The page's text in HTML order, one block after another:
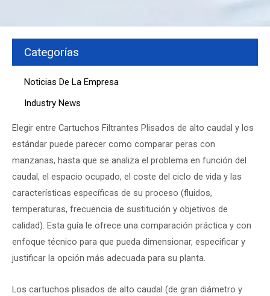
Categorías
Noticias De La Empresa
Industry News
Elegir entre Cartuchos Filtrantes Plisados de alto caudal y los
estándar puede parecer como comparar peras con
manzanas, hasta que se analiza el problema en función del
caudal, el espacio ocupado, el coste del ciclo de vida y las
características específicas de su proceso (fluidos,
temperaturas, frecuencia de sustitución y objetivos de
calidad). Esta guía le ofrece una comparación práctica y con
enfoque técnico para que pueda dimensionar, especificar y
justificar la opción más adecuada para su planta.
Los cartuchos plisados de alto caudal (de gran diámetro y